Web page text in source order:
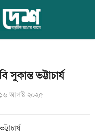
ভট্টাচার্য
আগস্ট ২০২৫